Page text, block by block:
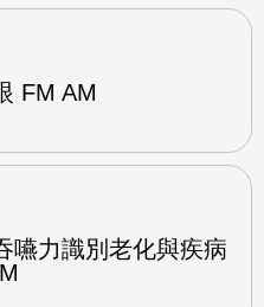
FM AM
嚥力識別老化與疾病